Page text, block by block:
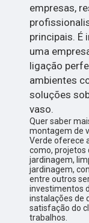
empresas,
principais. É
uma
ligação
ambientes
soluções
vaso.
Quer saber
montagem de
Verde oferece
como, projetos
jardinagem,
jardinagem,
entre outros
investimentos
instalações de
satisfação do
trabalhos.